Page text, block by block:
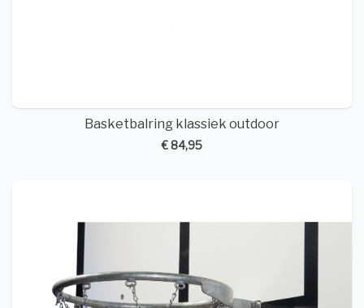
Basketbalring klassiek outdoor
€ 84,95